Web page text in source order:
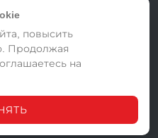
повысить
Продолжая
на
поможем